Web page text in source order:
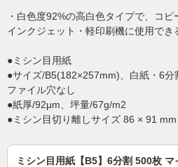
・白色度92%の高白色タイプで、コ
インクジェット・軽印刷機に使用でき
●ミシン目用紙
●サイズ/B5(182×257mm)、白紙・6分
ファイル穴なし
●紙厚/92μm、坪量/67g/m2
●ミシン目切り離しサイズ 86 × 91 mm
ミシン目用紙【B5】6分割 500枚